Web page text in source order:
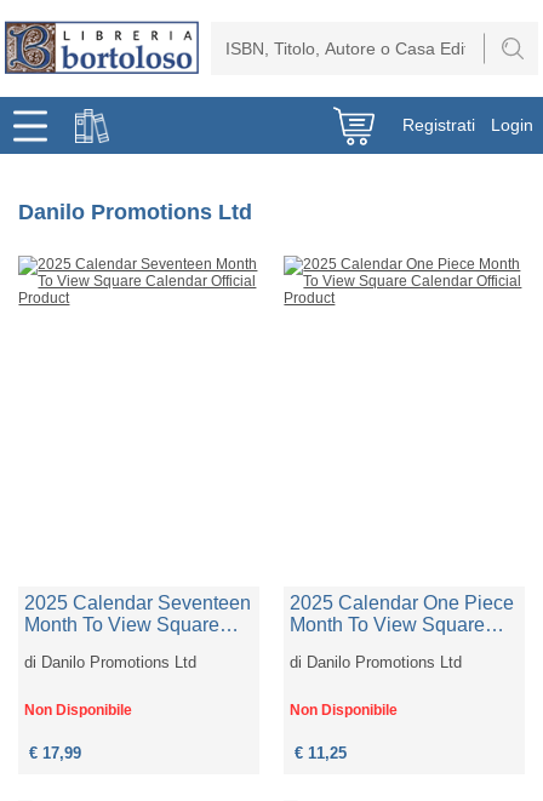
Registrati Login
Danilo Promotions Ltd
2025 Calendar Seventeen
Month To View Square
di Danilo Promotions Ltd
Non Disponibile
€ 17,99
2025 Calendar One Piece
Month To View Square
di Danilo Promotions Ltd
Non Disponibile
€ 11,25